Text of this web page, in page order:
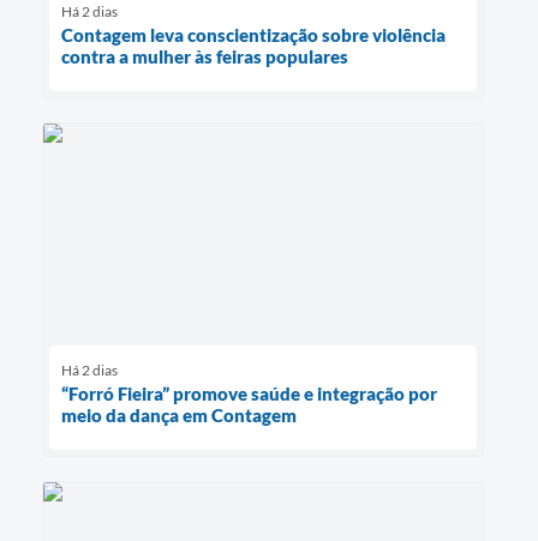
Há 2 dias
Contagem leva conscientização sobre violência
contra a mulher às feiras populares
Há 2 dias
“Forró Fieira” promove saúde e integração por
meio da dança em Contagem